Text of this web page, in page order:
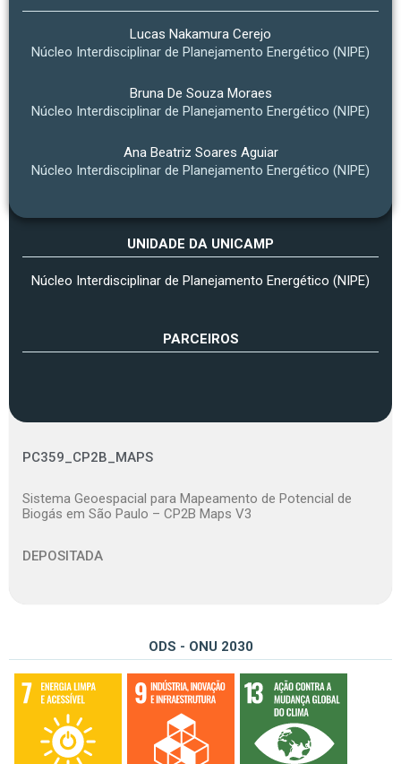
Lucas Nakamura Cerejo
Núcleo Interdisciplinar de Planejamento Energético (NIPE)
Bruna De Souza Moraes
Núcleo Interdisciplinar de Planejamento Energético (NIPE)
Ana Beatriz Soares Aguiar
Núcleo Interdisciplinar de Planejamento Energético (NIPE)
UNIDADE DA UNICAMP
Núcleo Interdisciplinar de Planejamento Energético (NIPE)
PARCEIROS
PC359_CP2B_MAPS
Sistema Geoespacial para Mapeamento de Potencial de
Biogás em São Paulo – CP2B Maps V3
DEPOSITADA
ODS - ONU 2030